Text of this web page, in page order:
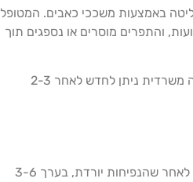
באמצעות משככי כאבים. המטופל
למשך כ-4-6 שבועות כדי להפחית נפיחות ולתמוך באזור הניתוח. סירת הניקוז מוסרת בדרך כלל לאחר 1-2 שבועות, והתפרים מוסרים או נספגים תוך
חזרה לפעילות קלה מתאפשרת לאחר 1-2 שבועות, אך יש להימנע מפעילות מאומצת או הרמת משקלים במשך 6-8 שבועות. עבודה משרדית ניתן לחדש לאחר 2-3
התוצאות של מתיחת בטן הן משמעותיות ולרוב קבועות, כל עוד נשמר משקל יציב. בטן שטוחה יותר ומותניים מוגדרים יותר מושגים לאחר שהנפיחות יורדת, בערך 3-6